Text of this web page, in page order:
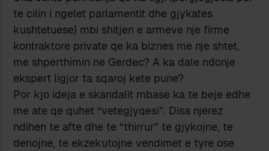
te cilin i ngelet parlamentit dhe gjykates
kushtetuese) mbi shitjen e armeve nje firme
kontraktore private qe ka biznes me nje shtet,
me shperthimin ne Gerdec? A ka dale ndonje
ekspert ligjor ta sqaroj kete pune?
Por kjo ideja e skandalit mbase ka te beje edhe
me ate qe quhet “vetegjyqesi”. Disa njerez
ndihen te afte dhe te “thirrur” te gjykojne, te
denojne, te ekzekutojne vendimet e tyre ose